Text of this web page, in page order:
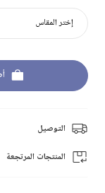
إختر المقاس
التوصيل
المنتجات المرتجعة